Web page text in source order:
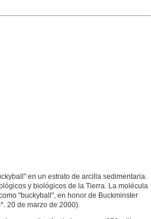
en un estrato de arcilla sedimentaria.
y biológicos de la Tierra. La molécula
"buckyball", en honor de Buckminster
*. 20 de marzo de 2000).